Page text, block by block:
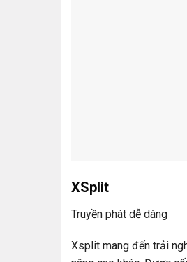
XSplit
Truyền phát dễ dàng
Xsplit mang đến trải